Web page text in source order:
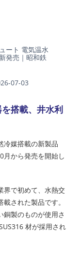
ート 電気温水
発売｜昭和鉄
07-03
搭載、井水利
冷媒搭載の新製品
月から発売を開始し
界で初めて、水熱交
された製品です。
銅製のものが使用さ
材が採用され